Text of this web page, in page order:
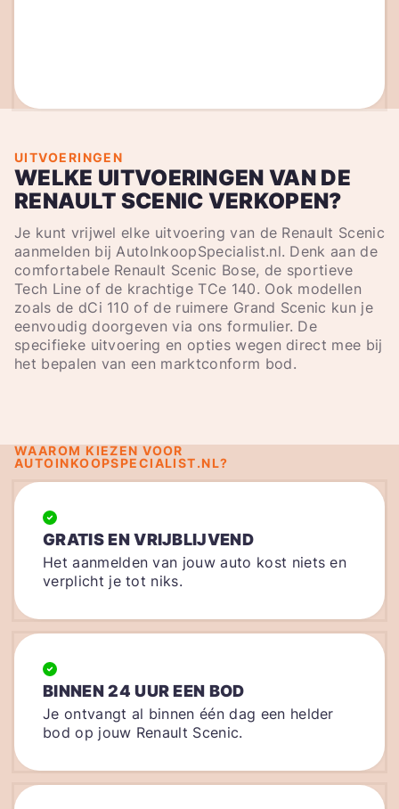
UITVOERINGEN
WELKE UITVOERINGEN VAN DE
RENAULT SCENIC VERKOPEN?
Je kunt vrijwel elke uitvoering van de Renault Scenic
aanmelden bij AutoInkoopSpecialist.nl. Denk aan de
comfortabele Renault Scenic Bose, de sportieve
Tech Line of de krachtige TCe 140. Ook modellen
zoals de dCi 110 of de ruimere Grand Scenic kun je
eenvoudig doorgeven via ons formulier. De
specifieke uitvoering en opties wegen direct mee bij
het bepalen van een marktconform bod.
WAAROM KIEZEN VOOR
AUTOINKOOPSPECIALIST.NL?
GRATIS EN VRIJBLIJVEND
Het aanmelden van jouw auto kost niets en
verplicht je tot niks.
BINNEN 24 UUR EEN BOD
Je ontvangt al binnen één dag een helder
bod op jouw Renault Scenic.